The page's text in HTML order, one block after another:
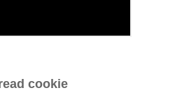
cookie